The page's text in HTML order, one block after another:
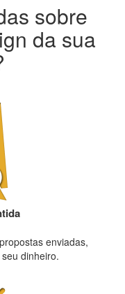
sobre
da sua
enviadas,
dinheiro.